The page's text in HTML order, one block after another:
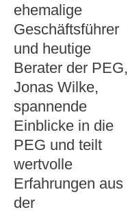
ehemalige
Geschäftsführer
und heutige
Berater der PEG,
Jonas Wilke,
spannende
Einblicke in die
PEG und teilt
wertvolle
Erfahrungen aus
der